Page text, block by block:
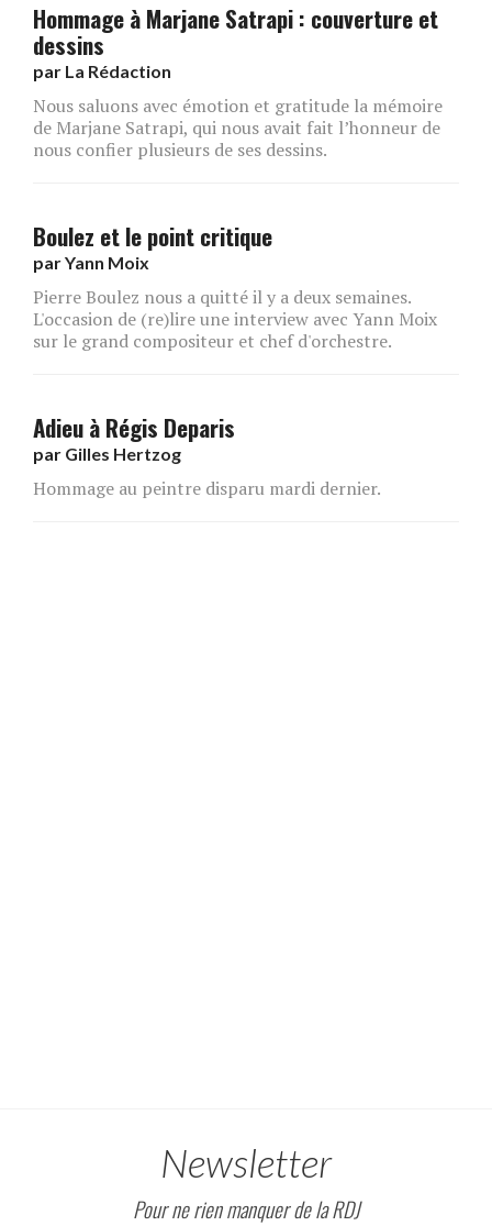
Hommage à Marjane Satrapi : couverture et
dessins
par La Rédaction
Nous saluons avec émotion et gratitude la mémoire
de Marjane Satrapi, qui nous avait fait l’honneur de
nous confier plusieurs de ses dessins.
Boulez et le point critique
parYann Moix
Pierre Boulez nous a quitté il y a deux semaines.
L'occasion de (re)lire une interview avec Yann Moix
sur le grand compositeur et chef d'orchestre.
Adieu à Régis Deparis
par Gilles Hertzog
Hommage au peintre disparu mardi dernier.
Newsletter
Pour ne rien manquer de la RDJ